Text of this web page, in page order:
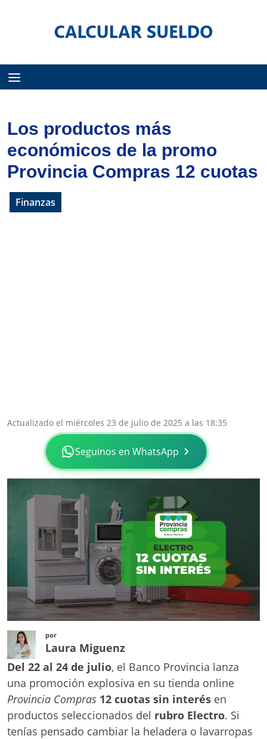
Los productos más
económicos de la promo
Provincia Compras 12 cuotas
Finanzas
Actualizado el miércoles 23 de julio de 2025 a las 18:35
Seguinos en WhatsApp
por
Laura Miguenz
Del 22 al 24 de julio, el Banco Provincia lanza
una promoción explosiva en su tienda online
Provincia Compras 12 cuotas sin interés en
productos seleccionados del rubro Electro. Si
tenías pensado cambiar la heladera o lavarropas